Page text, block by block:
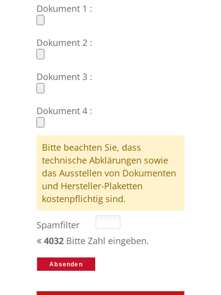
Dokument 1 :
Dokument 2 :
Dokument 3 :
Dokument 4 :
Bitte beachten Sie, dass
technische Abklärungen sowie
das Ausstellen von Dokumenten
und Hersteller-Plaketten
kostenpflichtig sind.
Spamfilter
4032 Bitte Zahl eingeben.